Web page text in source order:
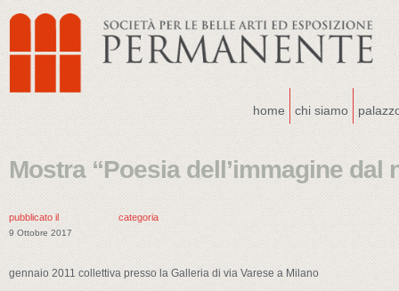
home chi siamo
Mostra “Poesia dell’immagine dal
pubblicato il
9 Ottobre 2017
categoria
gennaio 2011 collettiva presso la Galleria di via Varese a Milano